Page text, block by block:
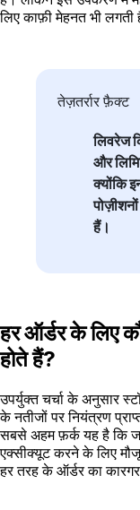
लिए काफ़ी मेहनत भी लगती
लिवरेज
और
क्योंकि
हैं।
तेज़तर्रार फ़ैक्ट
हर ऑर्डर के लिए
होते हैं?
उपर्युक्त चर्चा के अनुसार
के नतीजों पर नियंत्रण
सबसे अहम फ़र्क यह है कि
एक्सीक्यूट करने के लिए
हर तरह के ऑर्डर का कारगर